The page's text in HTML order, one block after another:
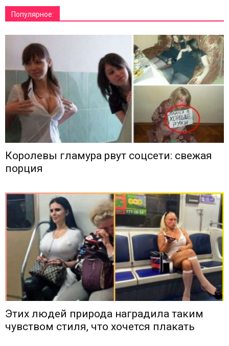
Популярное:
Королевы гламура рвут соцсети: свежая
порция
Этих людей природа наградила таким
чувством стиля, что хочется плакать